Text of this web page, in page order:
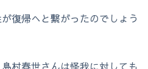
復帰へと繋がったのでしょう
村春世さんは怪我に対しても